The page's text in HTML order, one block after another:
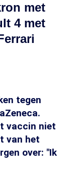
met
4 met
tegen
vaccin niet
van het
over: "Ik